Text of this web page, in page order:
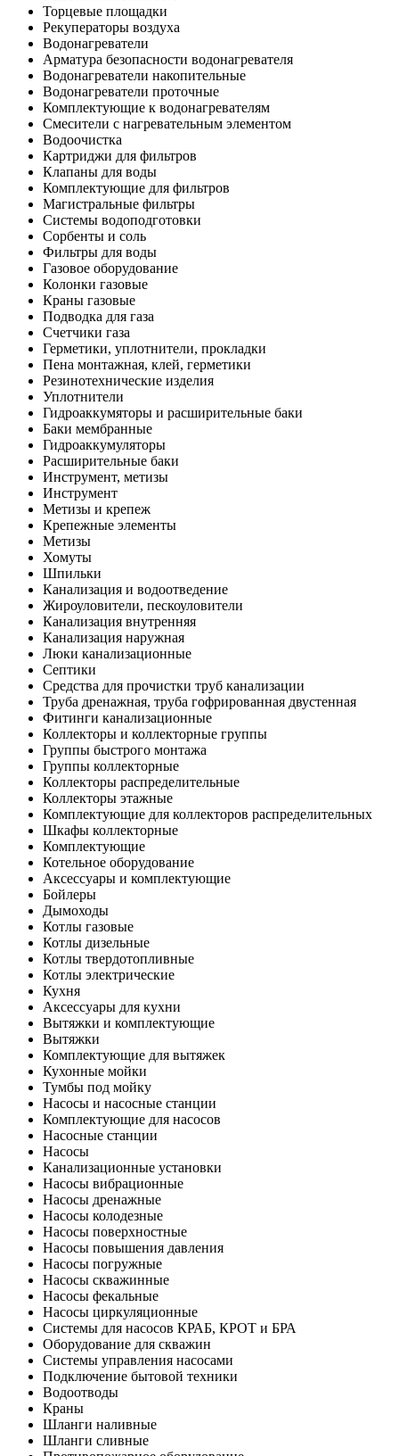
Торцевые площадки
Рекуператоры воздуха
Водонагреватели
Арматура безопасности водонагревателя
Водонагреватели накопительные
Водонагреватели проточные
Комплектующие к водонагревателям
Смесители с нагревательным элементом
Водоочистка
Картриджи для фильтров
Клапаны для воды
Комплектующие для фильтров
Магистральные фильтры
Системы водоподготовки
Сорбенты и соль
Фильтры для воды
Газовое оборудование
Колонки газовые
Краны газовые
Подводка для газа
Счетчики газа
Герметики, уплотнители, прокладки
Пена монтажная, клей, герметики
Резинотехнические изделия
Уплотнители
Гидроаккумяторы и расширительные баки
Баки мембранные
Гидроаккумуляторы
Расширительные баки
Инструмент, метизы
Инструмент
Метизы и крепеж
Крепежные элементы
Метизы
Хомуты
Шпильки
Канализация и водоотведение
Жироуловители, пескоуловители
Канализация внутренняя
Канализация наружная
Люки канализационные
Септики
Средства для прочистки труб канализации
Труба дренажная, труба гофрированная двустенная
Фитинги канализационные
Коллекторы и коллекторные группы
Группы быстрого монтажа
Группы коллекторные
Коллекторы распределительные
Коллекторы этажные
Комплектующие для коллекторов распределительных
Шкафы коллекторные
Комплектующие
Котельное оборудование
Аксессуары и комплектующие
Бойлеры
Дымоходы
Котлы газовые
Котлы дизельные
Котлы твердотопливные
Котлы электрические
Кухня
Аксессуары для кухни
Вытяжки и комплектующие
Вытяжки
Комплектующие для вытяжек
Кухонные мойки
Тумбы под мойку
Насосы и насосные станции
Комплектующие для насосов
Насосные станции
Насосы
Канализационные установки
Насосы вибрационные
Насосы дренажные
Насосы колодезные
Насосы поверхностные
Насосы повышения давления
Насосы погружные
Насосы скважинные
Насосы фекальные
Насосы циркуляционные
Системы для насосов КРАБ, КРОТ и БРА
Оборудование для скважин
Системы управления насосами
Подключение бытовой техники
Водоотводы
Краны
Шланги наливные
Шланги сливные